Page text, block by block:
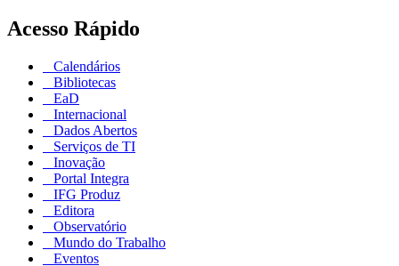
Acesso Rápido
Calendários
Bibliotecas
EaD
Internacional
Dados Abertos
Serviços de TI
Inovação
Portal Integra
IFG Produz
Editora
Observatório
Mundo do Trabalho
Eventos